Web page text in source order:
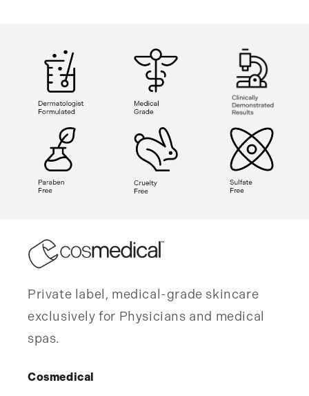
Cosmedical
Private label, medical-grade skincare
exclusively for Physicians and medical
spas.